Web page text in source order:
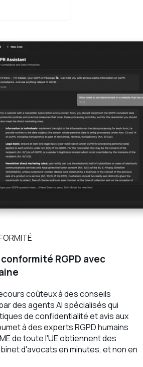
RGPD avec
coûteux à des conseils
des agents AI spécialisés qui
de confidentialité et avis aux
à des experts RGPD humains
de toute l'UE obtiennent des
d'avocats en minutes, et non en